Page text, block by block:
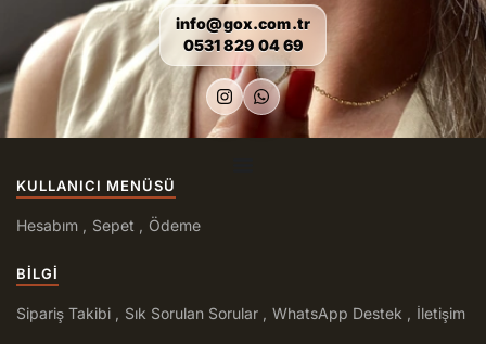
info@gox.com.tr
0531 829 04 69
KULLANICI MENÜSÜ
Hesabım Sepet Ödeme
BILGI
Sipariş Takibi Sık Sorulan Sorular WhatsApp Destek İletişim